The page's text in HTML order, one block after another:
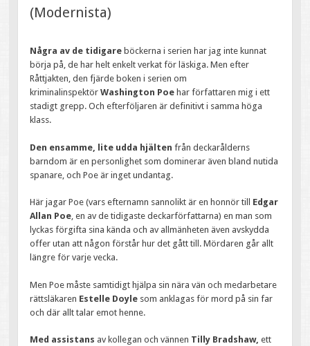
(Modernista)
Några av de tidigare böckerna i serien har jag inte kunnat
börja på, de har helt enkelt verkat för läskiga. Men efter
Råttjakten, den fjärde boken i serien om
kriminalinspektörWashington Poe har författaren mig i ett
stadigt grepp. Och efterföljaren är definitivt i samma höga
klass.
Den ensamme, lite udda hjälten från deckarålderns
barndom är en personlighet som dominerar även bland nutida
spanare, och Poe är inget undantag.
Här jagar Poe (vars efternamn sannolikt är en honnör till Edgar
Allan Poe, en av de tidigaste deckarförfattarna) en man som
lyckas förgifta sina kända och av allmänheten även avskydda
offer utan att någon förstår hur det gått till. Mördaren går allt
längre för varje vecka.
Men Poe måste samtidigt hjälpa sin nära vän och medarbetare
rättsläkaren Estelle Doyle som anklagas för mord på sin far
och där allt talar emot henne.
Med assistans av kollegan och vännen Tilly Bradshaw, ett